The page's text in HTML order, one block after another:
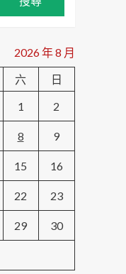
2026 年 8 月
六
日
1
2
8 9
15 16
22 23
29 30